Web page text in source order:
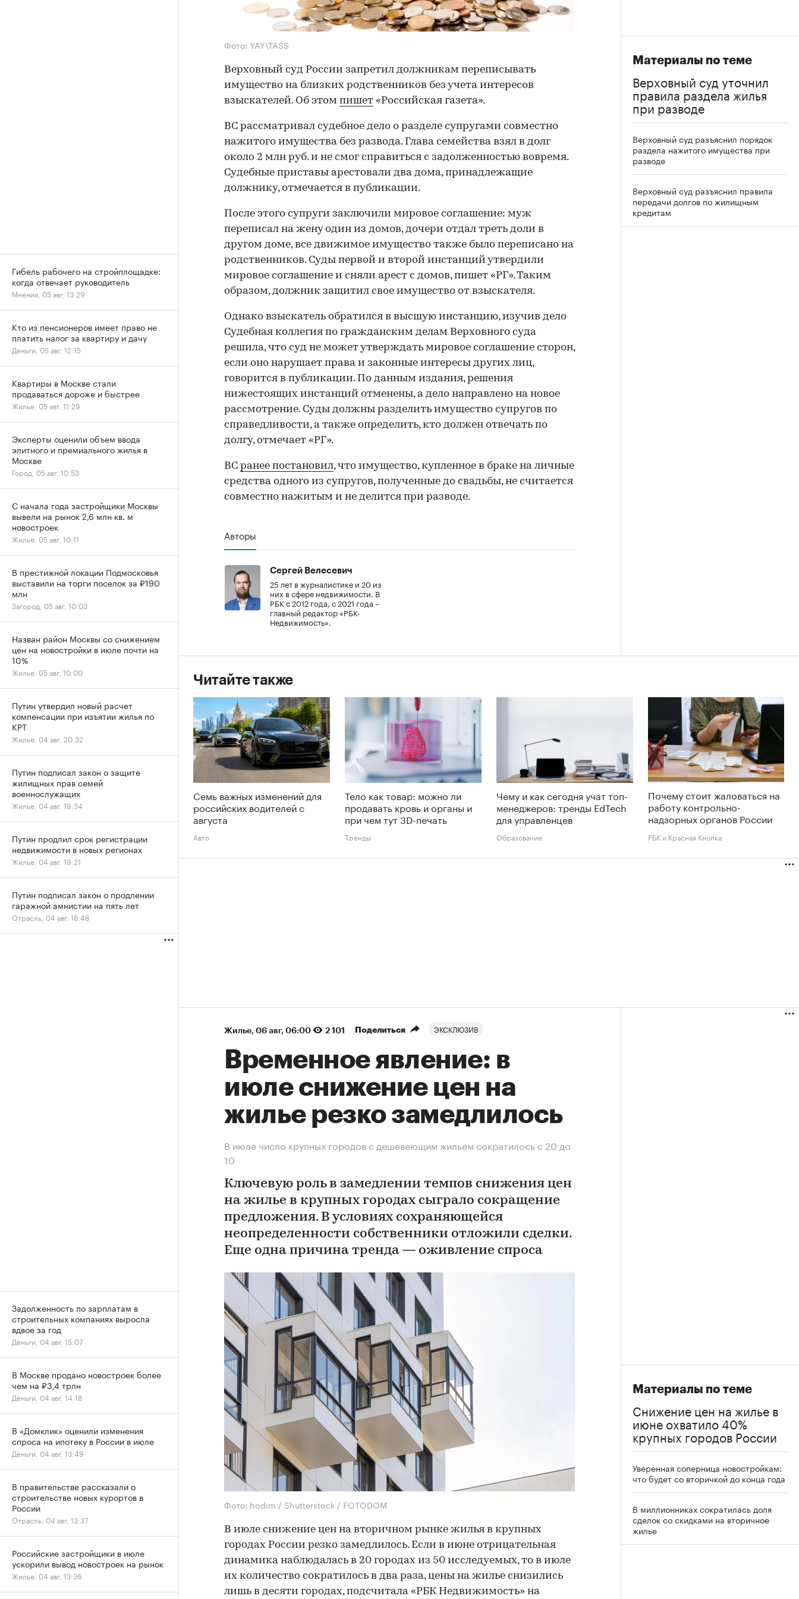
Фото: YAY\TASS
Верховный суд России запретил должникам переписывать
имущество на близких родственников без учета интересов
взыскателей. Об этом пишет «Российская газета».
ВС рассматривал судебное дело о разделе супругами совместно
нажитого имущества без развода. Глава семейства взял в долг
около 2 млн руб. и не смог справиться с задолженностью вовремя.
Судебные приставы арестовали два дома, принадлежащие
должнику, отмечается в публикации.
После этого супруги заключили мировое соглашение: муж
переписал на жену один из домов, дочери отдал треть доли в
другом доме, все движимое имущество также было переписано на
родственников. Суды первой и второй инстанций утвердили
мировое соглашение и сняли арест с домов, пишет «РГ». Таким
образом, должник защитил свое имущество от взыскателя.
Однако взыскатель обратился в высшую инстанцию, изучив дело
Судебная коллегия по гражданским делам Верховного суда
решила, что суд не может утверждать мировое соглашение сторон,
если оно нарушает права и законные интересы других лиц,
говорится в публикации. По данным издания, решения
нижестоящих инстанций отменены, а дело направлено на новое
рассмотрение. Суды должны разделить имущество супругов по
справедливости, а также определить, кто должен отвечать по
долгу, отмечает «РГ».
ВС ранее постановил, что имущество, купленное в браке на личные
средства одного из супругов, полученные до свадьбы, не считается
совместно нажитым и не делится при разводе.
Авторы
Сергей Велесевич
25 лет в журналистике и 20 из
них в сфере недвижимости. В
РБК с 2012 года, с 2021 года –
главный редактор «РБК-
Недвижимость».
Материалы по теме
Верховный суд уточнил
правила раздела жилья
при разводе
Верховный суд разъяснил порядок
раздела нажитого имущества при
разводе
Верховный суд разъяснил правила
передачи долгов по жилищным
кредитам
Читайте также
Семь важных изменений для
российских водителей с
августа
Авто
Тело как товар: можно ли
продавать кровь и органы и
при чем тут 3D-печать
Тренды
Чему и как сегодня учат топ-
менеджеров: тренды EdTech
для управленцев
Образование
Почему стоит жаловаться на
работу контрольно-
надзорных органов России
РБК и Красная Кнопка
Жилье⁠, 06 авг, 06:00 2 101 Поделиться ЭКСКЛЮЗИВ
Временное явление: в
июле снижение цен на
жилье резко замедлилось
В июле число крупных городов с дешевеющим жильем сократилось с 20 до
10
Ключевую роль в замедлении темпов снижения цен
на жилье в крупных городах сыграло сокращение
предложения. В условиях сохраняющейся
неопределенности собственники отложили сделки.
Еще одна причина тренда — оживление спроса
Фото: hodim / Shutterstock / FOTODOM
В июле снижение цен на вторичном рынке жилья в крупных
городах России резко замедлилось. Если в июне отрицательная
динамика наблюдалась в 20 городах из 50 исследуемых, то в июле
их количество сократилось в два раза, цены на жилье снизились
лишь в десяти городах, подсчитала «РБК Недвижимость» на
Материалы по теме
Снижение цен на жилье в
июне охватило 40%
крупных городов России
Уверенная соперница новостройкам:
что будет со вторичкой до конца года
В миллионниках сократилась доля
сделок со скидками на вторичное
жилье
Гибель рабочего на стройплощадке:
когда отвечает руководитель
Мнения, 05 авг, 13:29
Кто из пенсионеров имеет право не
платить налог за квартиру и дачу
Деньги, 05 авг, 12:15
Квартиры в Москве стали
продаваться дороже и быстрее
Жилье, 05 авг, 11:29
Эксперты оценили объем ввода
элитного и премиального жилья в
Москве
Город, 05 авг, 10:53
С начала года застройщики Москвы
вывели на рынок 2,6 млн кв. м
новостроек
Жилье, 05 авг, 10:11
В престижной локации Подмосковья
выставили на торги поселок за ₽190
млн
Загород, 05 авг, 10:03
Назван район Москвы со снижением
цен на новостройки в июле почти на
10%
Жилье, 05 авг, 10:00
Путин утвердил новый расчет
компенсации при изъятии жилья по
КРТ
Жилье, 04 авг, 20:32
Путин подписал закон о защите
жилищных прав семей
военнослужащих
Жилье, 04 авг, 19:34
Путин продлил срок регистрации
недвижимости в новых регионах
Жилье, 04 авг, 19:21
Путин подписал закон о продлении
гаражной амнистии на пять лет
Отрасль, 04 авг, 18:48
Задолженность по зарплатам в
строительных компаниях выросла
вдвое за год
Деньги, 04 авг, 15:07
В Москве продано новостроек более
чем на ₽3,4 трлн
Деньги, 04 авг, 14:18
В «Домклик» оценили изменения
спроса на ипотеку в России в июле
Деньги, 04 авг, 13:49
В правительстве рассказали о
строительстве новых курортов в
России
Отрасль, 04 авг, 13:37
Российские застройщики в июле
ускорили вывод новостроек на рынок
Жилье, 04 авг, 13:36